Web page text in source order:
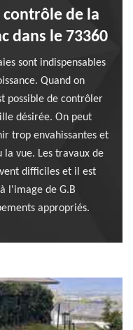
contrôle de la
dans le 73360
sont indispensables
Quand on
possible de contrôler
désirée. On peut
trop envahissantes et
vue. Les travaux de
difficiles et il est
l'image de G.B
appropriés.